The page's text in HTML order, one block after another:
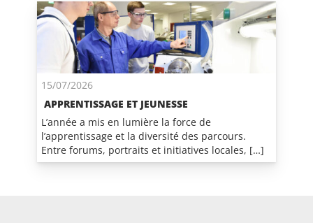
15/07/2026
APPRENTISSAGE ET JEUNESSE
L’année a mis en lumière la force de
l’apprentissage et la diversité des parcours.
Entre forums, portraits et initiatives locales, […]